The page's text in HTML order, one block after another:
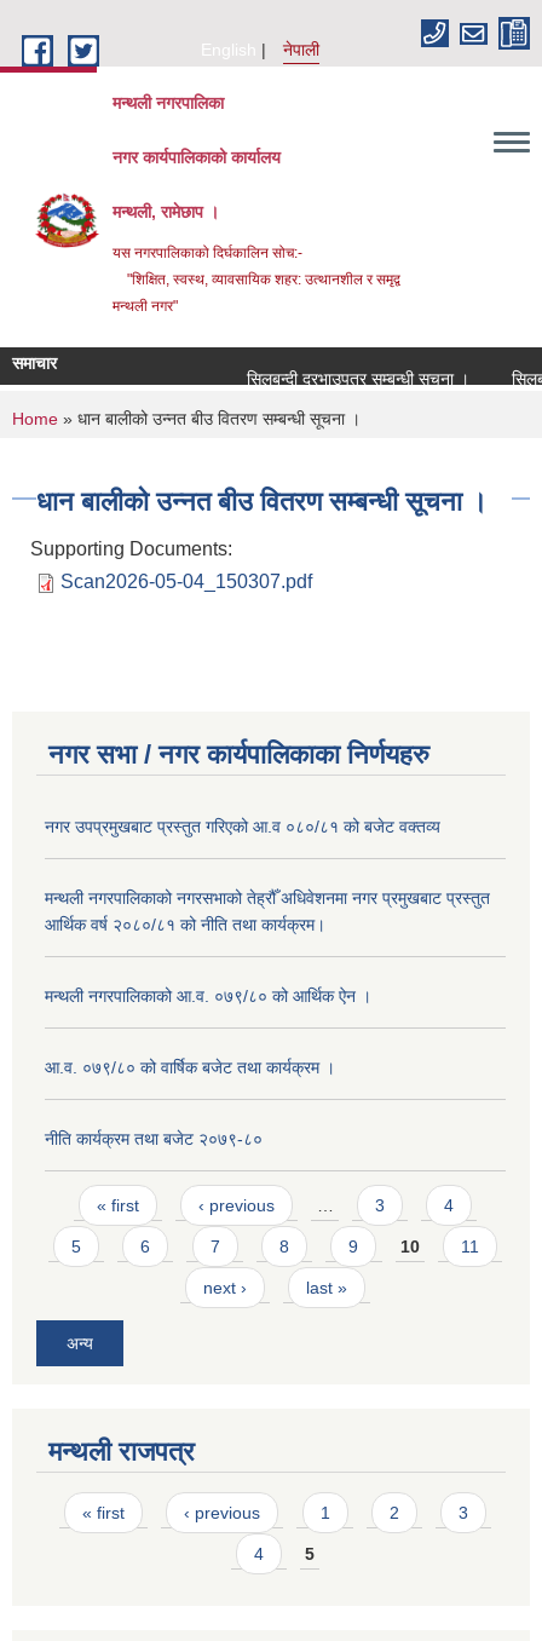
English
नेपाली
मन्थली नगरपालिका
नगर कार्यपालिकाको कार्यालय
मन्थली, रामेछाप ।
यस नगरपालिकाको दिर्घकालिन सोच:-
"शिक्षित, स्वस्थ, व्यावसायिक शहर: उत्थानशील र समृद्व
मन्थली नगर"
समाचार
सिलबन्दी दरभाउपत्र सम्बन्धी सूचना ।
You are here
Home » धान बालीको उन्नत बीउ वितरण सम्बन्धी सूचना ।
धान बालीको उन्नत बीउ वितरण सम्बन्धी सूचना ।
Supporting Documents:
Scan2026-05-04_150307.pdf
नगर सभा / नगर कार्यपालिकाका निर्णयहरु
नगर उपप्रमुखबाट प्रस्तुत गरिएको आ.व ०८०/८१ को बजेट वक्तव्य
मन्थली नगरपालिकाको नगरसभाको तेह्रौँ अधिवेशनमा नगर प्रमुखबाट प्रस्तुत
आर्थिक वर्ष २०८०/८१ को नीति तथा कार्यक्रम।
मन्थली नगरपालिकाको आ.व. ०७९/८० को आर्थिक ऐन ।
आ.व. ०७९/८० को वार्षिक बजेट तथा कार्यक्रम ।
नीति कार्यक्रम तथा बजेट २०७९-८०
Pages
« first ‹ previous 3 4
5 6 7 8 9 10 11
next › last »
अन्य
मन्थली राजपत्र
Pages
« first ‹ previous 1 2 3
4 5